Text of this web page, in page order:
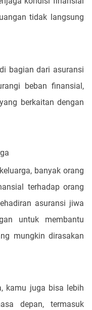
tidak langsung
bagian dari asuransi
beban finansial,
berkaitan dengan
banyak orang
terhadap orang
asuransi jiwa
untuk membantu
mungkin dirasakan
kamu juga bisa lebih
depan, termasuk